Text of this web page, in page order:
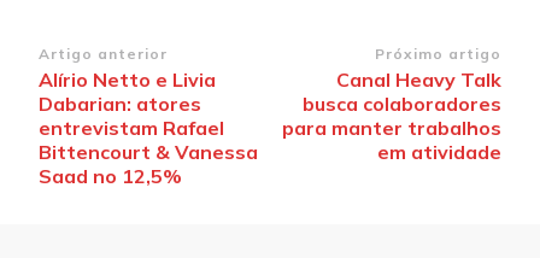
Navegação
de
post
Artigo anterior
Alírio Netto e Livia
Dabarian: atores
entrevistam Rafael
Bittencourt & Vanessa
Saad no 12,5%
Próximo artigo
Canal Heavy Talk
busca colaboradores
para manter trabalhos
em atividade